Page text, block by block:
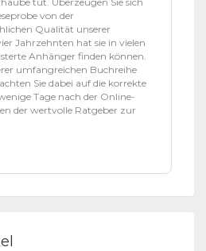
von der
Qualität unserer
Jahrzehnten hat sie in vielen
Anhänger finden können.
umfangreichen Buchreihe
Sie dabei auf die korrekte
Tage nach der Online-
der wertvolle Ratgeber zur